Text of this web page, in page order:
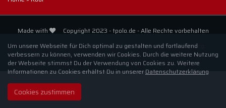
Made with
Copyright 2023 - tpolo.de - Alle Rechte vorbehalten
Home
Alle Produkte Blog Sitemap
Datenschutzerklärung
Impressum
Um unsere Webseite für Dich optimal zu gestalten und fortlaufend
verbessern zu können, verwenden wir Cookies. Durch die weitere Nutzung
der Webseite stimmst Du der Verwendung von Cookies zu. Weitere
Informationen zu Cookies erhältst Du in unserer Datenschutzerklärung
Cookies zustimmen